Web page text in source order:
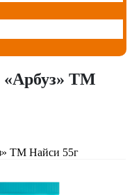
«Арбуз» ТМ
ТМ Найси 55г